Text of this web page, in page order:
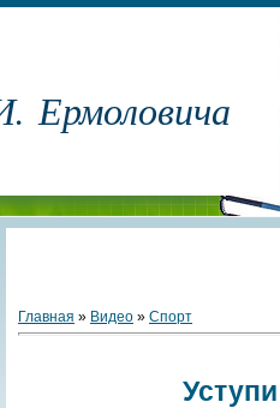
Ермоловича
Главная » Видео » Спорт